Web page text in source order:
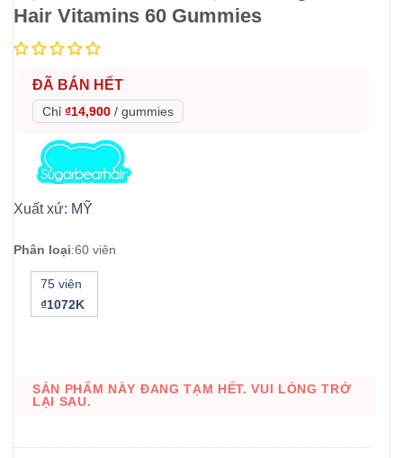
Hair Vitamins 60 Gummies
ĐÃ BÁN HẾT
Chỉ ₫14,900 / gummies
Xuất xứ: MỸ
Phân loại:60 viên
75 viên
₫1072K
SẢN PHẨM NÀY ĐANG TẠM HẾT. VUI LÒNG TRỞ
LẠI SAU.